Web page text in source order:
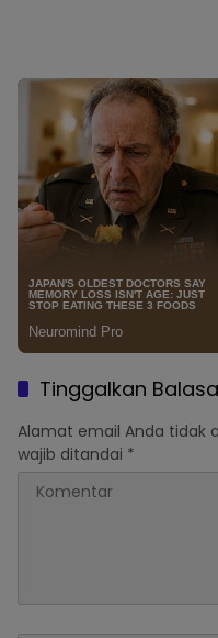
Tinggalkan
Alamat email Anda tidak
wajib ditandai *